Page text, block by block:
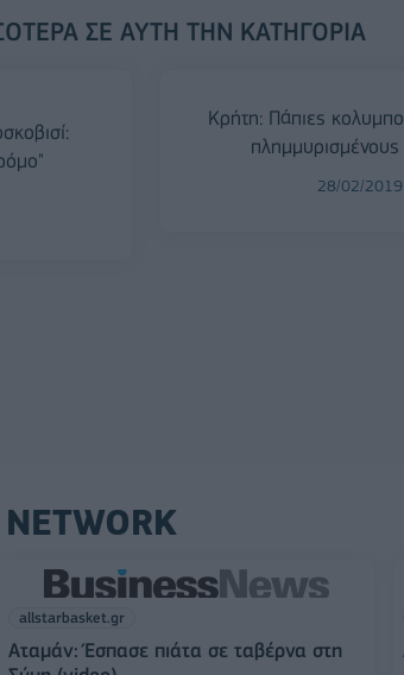
ΣΕ ΑΥΤΉ ΤΗΝ ΚΑΤΗΓΟΡΊΑ
Κρήτη: Πάπιες
28/02/
allstarbasket.gr
Αταμάν: Έσπασε πιάτα σε ταβέρνα στη